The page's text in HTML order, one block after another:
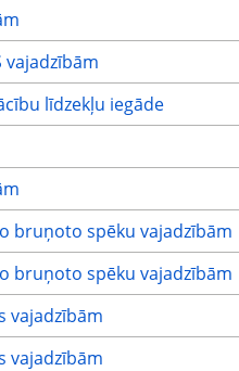
līdzekļu iegāde
bruņoto spēku vajadzībām
bruņoto spēku vajadzībām
vajadzībām
vajadzībām